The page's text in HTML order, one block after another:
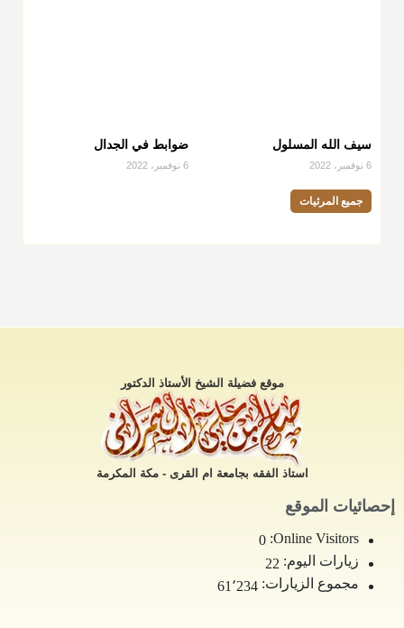
سيف الله المسلول
6 نوفمبر، 2022
ضوابط في الجدال
6 نوفمبر، 2022
جميع المرئيات
موقع فضيلة الشيخ الأستاذ الدكتور
استاذ الفقه بجامعة ام القرى - مكة المكرمة
إحصائيات الموقع
Online Visitors:
0
زيارات اليوم: 22
مجموع الزيارات: 61٬234